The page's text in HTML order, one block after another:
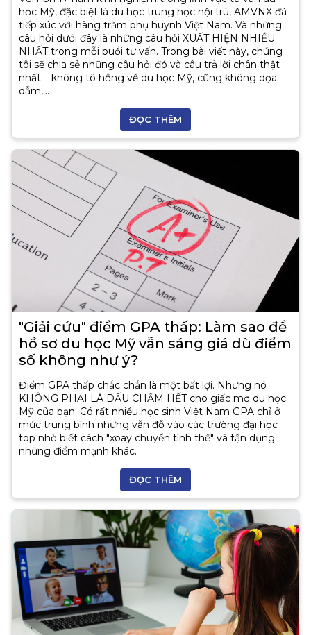
học Mỹ, đặc biệt là du học trung học nội trú, AMVNX đã
tiếp xúc với hàng trăm phụ huynh Việt Nam. Và những
câu hỏi dưới đây là những câu hỏi XUẤT HIỆN NHIỀU
NHẤT trong mỗi buổi tư vấn. Trong bài viết này, chúng
tôi sẽ chia sẻ những câu hỏi đó và câu trả lời chân thật
nhất – không tô hồng về du học Mỹ, cũng không dọa
dẫm,...
ĐỌC THÊM
"Giải cứu" điểm GPA thấp: Làm sao để
hồ sơ du học Mỹ vẫn sáng giá dù điểm
số không như ý?
Điểm GPA thấp chắc chắn là một bất lợi. Nhưng nó
KHÔNG PHẢI LÀ DẤU CHẤM HẾT cho giấc mơ du học
Mỹ của bạn. Có rất nhiều học sinh Việt Nam GPA chỉ ở
mức trung bình nhưng vẫn đỗ vào các trường đại học
top nhờ biết cách "xoay chuyển tình thế" và tận dụng
những điểm mạnh khác.
ĐỌC THÊM